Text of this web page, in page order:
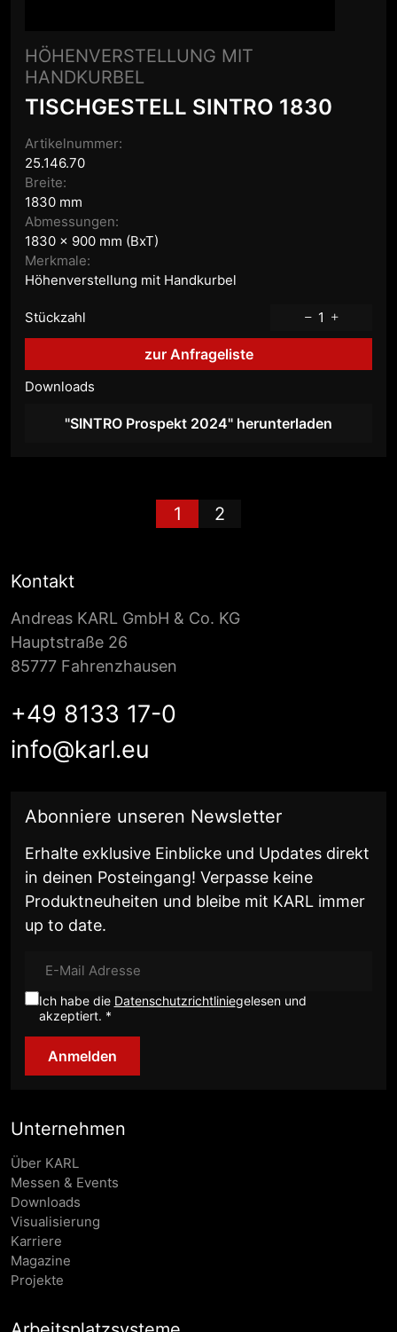
HÖHENVERSTELLUNG MIT
HANDKURBEL
TISCHGESTELL SINTRO 1830
Artikelnummer:
25.146.70
Breite:
1830 mm
Abmessungen:
1830 x 900 mm (BxT)
Merkmale:
Höhenverstellung mit Handkurbel
Stückzahl 1
zur Anfrageliste
Downloads
"SINTRO Prospekt 2024" herunterladen
1 2
Kontakt
Andreas KARL GmbH & Co. KG
Hauptstraße 26
85777 Fahrenzhausen
+49 8133 17-0
info@karl.eu
Abonniere unseren Newsletter
Erhalte exklusive Einblicke und Updates direkt
in deinen Posteingang! Verpasse keine
Produktneuheiten und bleibe mit KARL immer
up to date.
E-Mail Adresse
Ich habe die Datenschutzrichtliniegelesen und
akzeptiert. *
Anmelden
Unternehmen
Über KARL
Messen & Events
Downloads
Visualisierung
Karriere
Magazine
Projekte